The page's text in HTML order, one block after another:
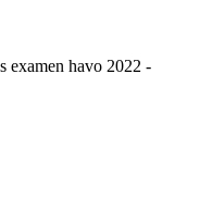
examen havo 2022 -